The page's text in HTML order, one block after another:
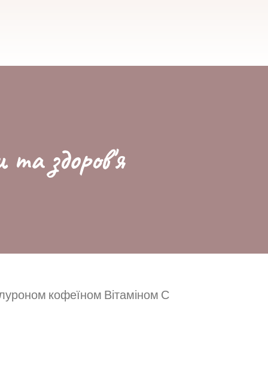
та здоров'я
кофеїном Вітаміном С